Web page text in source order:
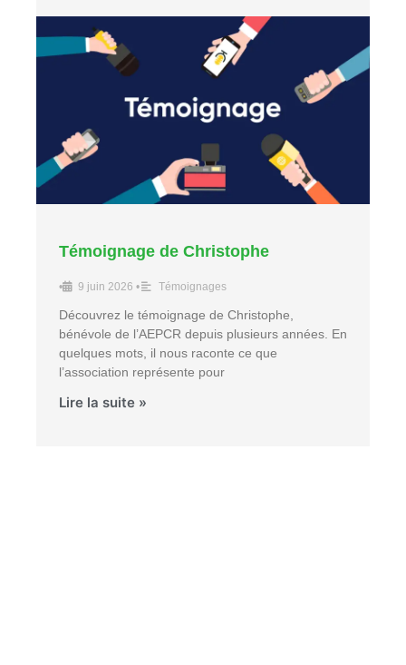
Témoignage de Christophe
• 9 juin 2026 • Témoignages
Découvrez le témoignage de Christophe,
bénévole de l’AEPCR depuis plusieurs années. En
quelques mots, il nous raconte ce que
l’association représente pour
Lire la suite »